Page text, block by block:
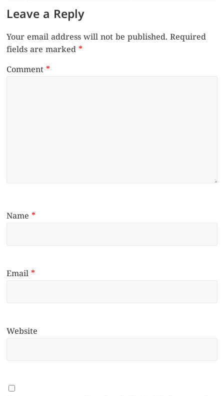
Leave a Reply
Your email address will not be published. Required
fields are marked*
Comment*
Name*
Email*
Website